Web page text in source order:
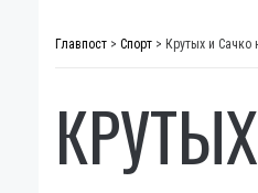
Главпост > Спорт > Крутых и Сачко